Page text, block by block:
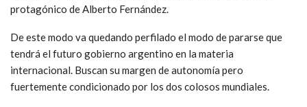
protagónico de Alberto Fernández.
De este modo va quedando perfilado el modo de pararse que
tendrá el futuro gobierno argentino en la materia
internacional. Buscan su margen de autonomía pero
fuertemente condicionado por los dos colosos mundiales.